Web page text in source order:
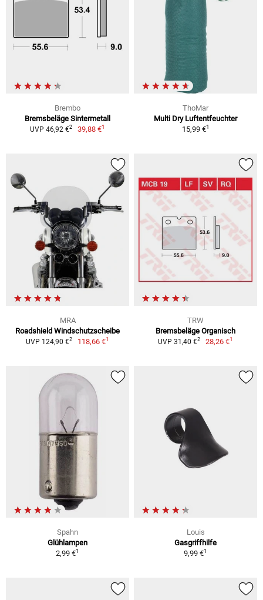
Brembo
Bremsbeläge Sintermetall
UVP 46,92 €2 39,88 €1
ThoMar
Multi Dry Luftentfeuchter
15,99 €1
MRA
Roadshield Windschutzscheibe
UVP 124,90 €2 118,66 €1
TRW
Bremsbeläge Organisch
UVP 31,40 €2 28,26 €1
Spahn
Glühlampen
2,99 €1
Louis
Gasgriffhilfe
9,99 €1